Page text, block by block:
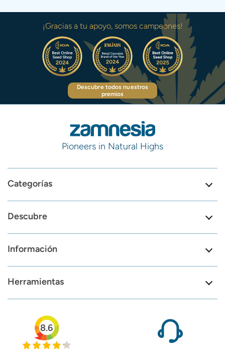
¡Gracias a tu apoyo, somos campeones!
Descubre todos nuestros
premios
Pioneers in Natural Highs
Categorías
Descubre
Información
Herramientas
8.6